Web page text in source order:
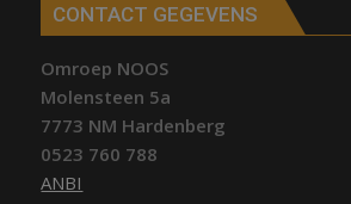
CONTACT GEGEVENS
Omroep NOOS
Molensteen 5a
7773 NM Hardenberg
0523 760 788
ANBI